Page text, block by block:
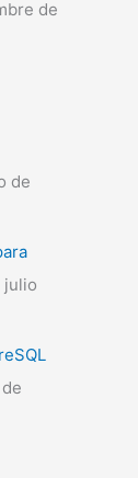
de
de
julio